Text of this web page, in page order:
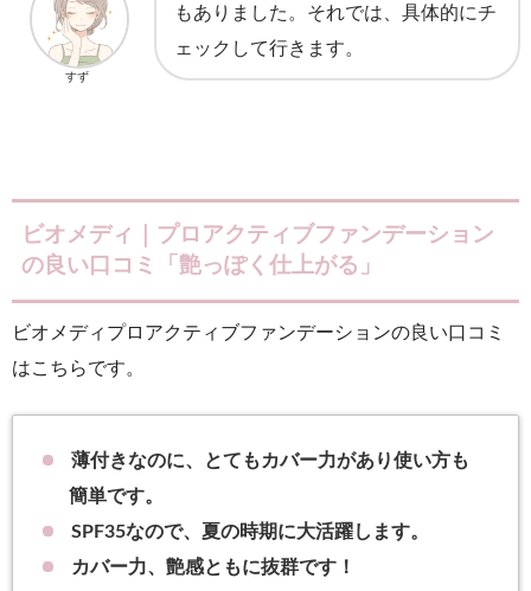
もありました。それでは、具体的にチ
ェックして行きます。
すず
ビオメディ｜プロアクティブファンデーション
の良い口コミ「艶っぽく仕上がる」
ビオメディプロアクティブファンデーションの良い口コミ
はこちらです。
薄付きなのに、とてもカバー力があり使い方も
簡単です。
SPF35なので、夏の時期に大活躍します。
カバー力、艶感ともに抜群です！